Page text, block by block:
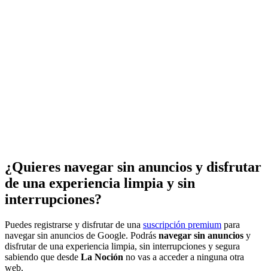
¿Quieres navegar sin anuncios y disfrutar
de una experiencia limpia y sin
interrupciones?
Puedes registrarse y disfrutar de una suscripción premium para
navegar sin anuncios de Google. Podrás navegar sin anuncios y
disfrutar de una experiencia limpia, sin interrupciones y segura
sabiendo que desde La Noción no vas a acceder a ninguna otra
web.